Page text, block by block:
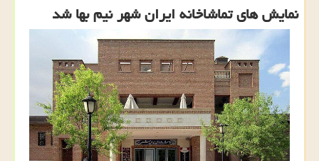
نمایش های تماشاخانه ایران شهر نیم بها شد